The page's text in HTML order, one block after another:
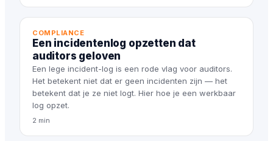
COMPLIANCE
Een incidentenlog opzetten dat
auditors geloven
Een lege incident-log is een rode vlag voor auditors.
Het betekent niet dat er geen incidenten zijn — het
betekent dat je ze niet logt. Hier hoe je een werkbaar
log opzet.
2 min